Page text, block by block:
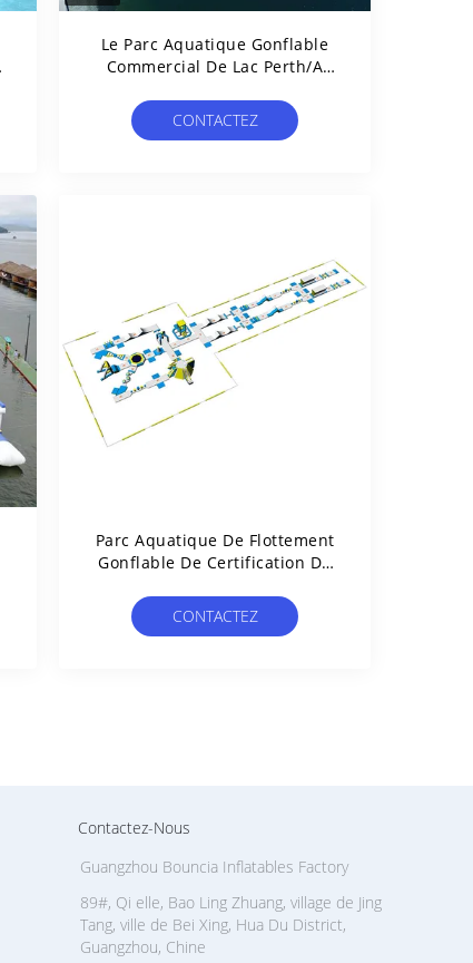
Le Parc Aquatique Gonflable
Commercial De Lac Perth/a
Besoins Du Client De
Flottement Énorme De L'eau
CONTACTEZ
Parc Aquatique De Flottement
Gonflable De Certification De
Vacances
CONTACTEZ
Contactez-Nous
Guangzhou Bouncia Inflatables Factory
89#, Qi elle, Bao Ling Zhuang, village de Jing
Tang, ville de Bei Xing, Hua Du District,
Guangzhou, Chine